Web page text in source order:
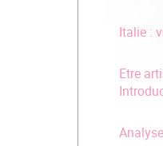
Italie :
Etre